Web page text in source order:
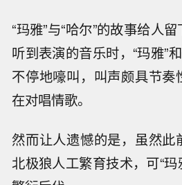
“玛雅”与“哈尔”的故事给人
听到表演的音乐时，“玛雅”
不停地嚎叫，叫声颇具节奏
在对唱情歌。
然而让人遗憾的是，虽然此
北极狼人工繁育技术，可“玛